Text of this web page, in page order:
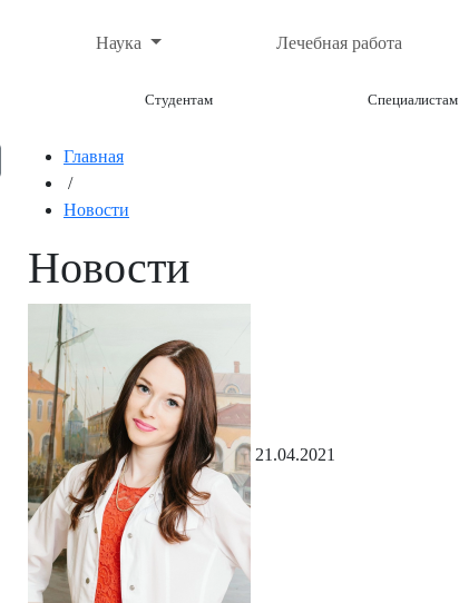
Наука Лечебная работа
Студентам Специалистам
Главная
/
Новости
Новости
21.04.2021